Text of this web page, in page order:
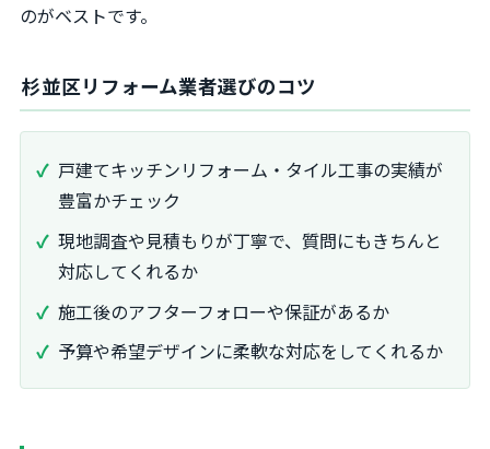
のがベストです。
杉並区リフォーム業者選びのコツ
戸建てキッチンリフォーム・タイル工事の実績が
豊富かチェック
現地調査や見積もりが丁寧で、質問にもきちんと
対応してくれるか
施工後のアフターフォローや保証があるか
予算や希望デザインに柔軟な対応をしてくれるか